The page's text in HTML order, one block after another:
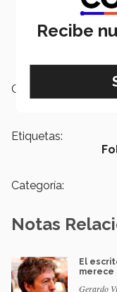
Campus:
Etiquetas:
Categoría:
Notas
El
merece
Gerardo
Recibe